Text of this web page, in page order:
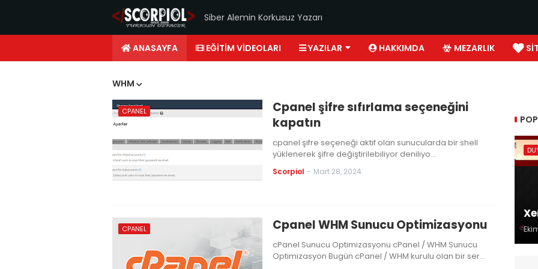
Siber Alemin Korkusuz Yazarı
ANASAYFA EĞITIM VIDEOLARI YAZILAR HAKKIMDA MEZARLIK
WHM
CPANEL
Cpanel şifre sıfırlama seçeneğini
kapatın
cpanel şifre seçeneği aktif olan sunucularda bir shell
yüklenerek şifre değiştirilebiliyor deniliyo…
Scorpiol - Mart 28, 2024
CPANEL Cpanel WHM Sunucu Optimizasyonu
cPanel Sunucu Optimizasyonu cPanel / WHM Sunucu
Optimizasyon Bugün cPanel / WHM kurulu olan bir ser…